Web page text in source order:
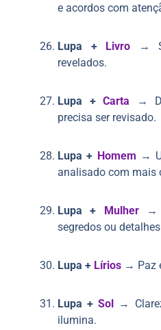
e acordos com
Lupa + Livro
→
revelados.
Lupa +Carta
→
precisa ser revisado.
Lupa + Homem →
analisado com mais
Lupa + Mulher
→
segredos ou
Lupa + Lírios → Paz
Lupa +Sol →
ilumina.